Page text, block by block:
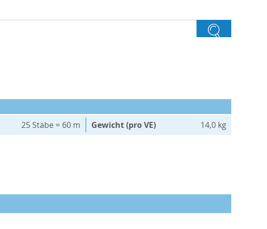
25 Stäbe = 60 m Gewicht (pro VE) 14,0 kg